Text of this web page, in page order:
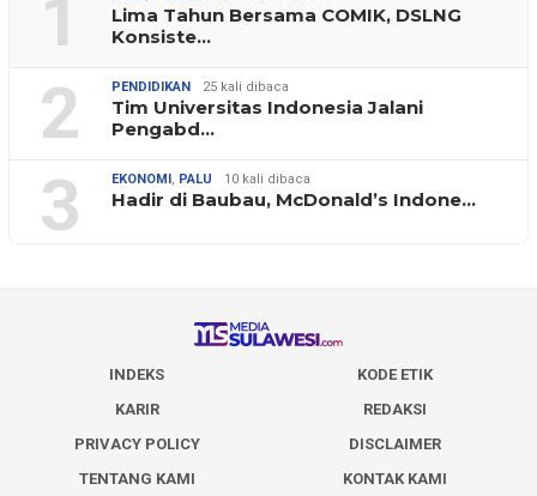
1
Lima Tahun Bersama COMIK, DSLNG
Konsiste…
2 PENDIDIKAN 25 kali dibaca
Tim Universitas Indonesia Jalani
Pengabd…
3 EKONOMI , PALU 10 kali dibaca
Hadir di Baubau, McDonald’s Indone…
INDEKS
KODE ETIK
KARIR
REDAKSI
PRIVACY POLICY
DISCLAIMER
TENTANG KAMI
KONTAK KAMI